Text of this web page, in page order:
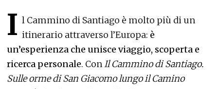
I l Cammino di Santiago è molto più di un
itinerario attraverso l’Europa: è
un’esperienza che unisce viaggio, scoperta e
ricerca personale. ConIl Cammino di Santiago.
Sulle orme di San Giacomo lungo il Camino